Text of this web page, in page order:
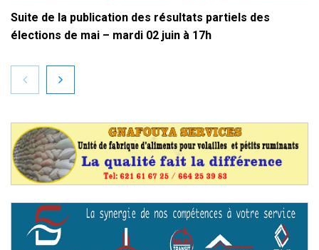
Suite de la publication des résultats partiels des
élections de mai – mardi 02 juin à 17h